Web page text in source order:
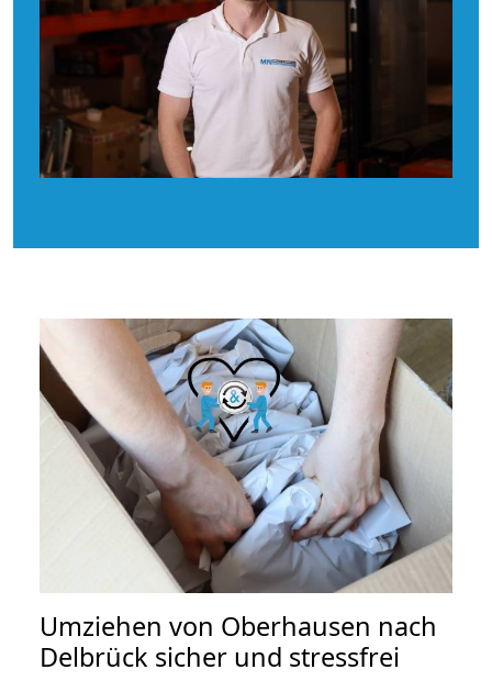
Umziehen von Oberhausen nach
Delbrück sicher und stressfrei